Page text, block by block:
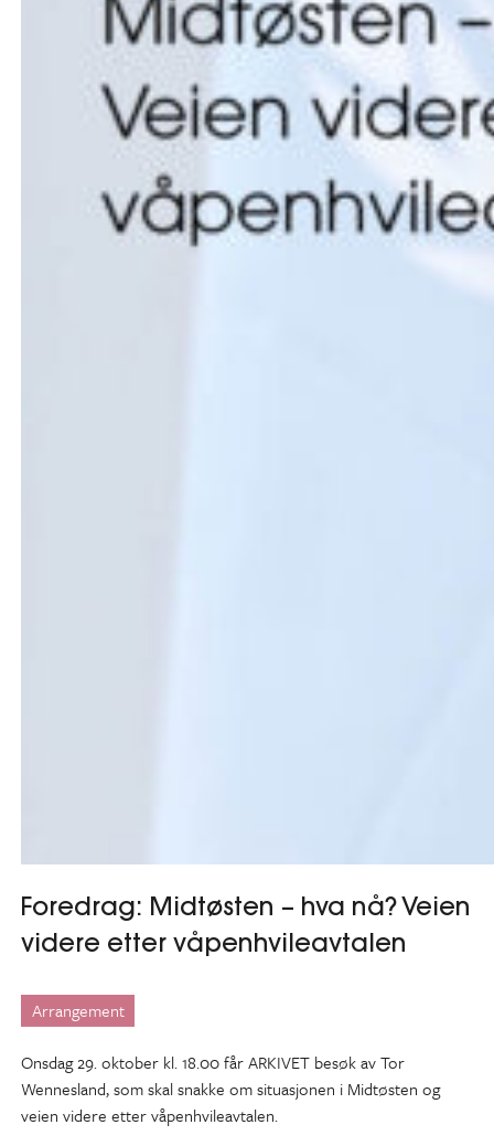
Foredrag: Midtøsten – hva nå? Veien
videre etter våpenhvileavtalen
Arrangement
Onsdag 29. oktober kl. 18.00 får ARKIVET besøk av Tor
Wennesland, som skal snakke om situasjonen i Midtøsten og
veien videre etter våpenhvileavtalen.